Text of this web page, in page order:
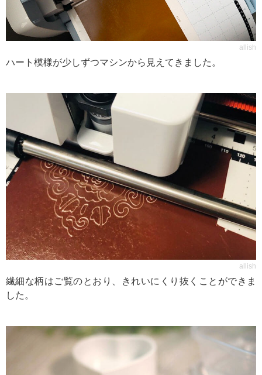
allish
ハート模様が少しずつマシンから見えてきました。
allish
繊細な柄はご覧のとおり、きれいにくり抜くことができま
した。